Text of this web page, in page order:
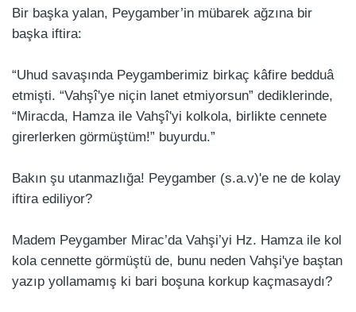
Bir başka yalan, Peygamber’in mübarek ağzına bir
başka iftira:
“Uhud savaşında Peygamberimiz birkaç kâfire bedduâ
etmişti. “Vahşî'ye niçin lanet etmiyorsun” dediklerinde,
“Miracda, Hamza ile Vahşî'yi kolkola, birlikte cennete
girerlerken görmüştüm!” buyurdu.”
Bakın şu utanmazlığa! Peygamber (s.a.v)'e ne de kolay
iftira ediliyor?
Madem Peygamber Mirac’da Vahşi’yi Hz. Hamza ile kol
kola cennette görmüştü de, bunu neden Vahşi'ye baştan
yazıp yollamamış ki bari boşuna korkup kaçmasaydı?